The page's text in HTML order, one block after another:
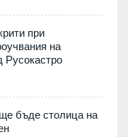
при
на
Русокастро
бъде столица на